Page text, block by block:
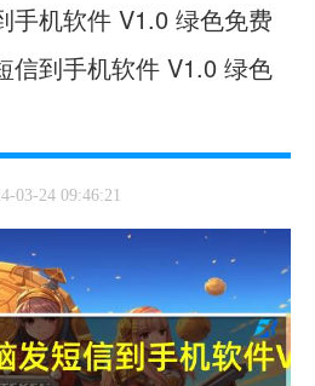
手机软件 V1.0 绿色免费
信到手机软件 V1.0 绿色
03-24 09:46:21